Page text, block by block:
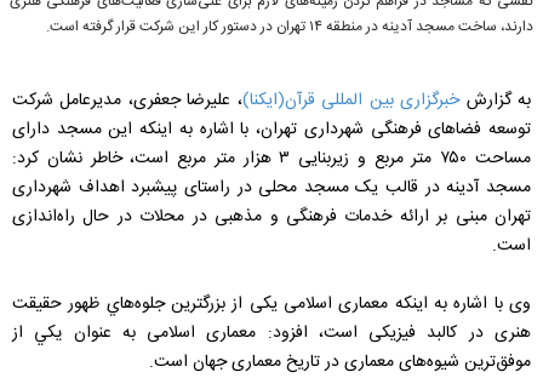
دارند، ساخت مسجد آدینه در منطقه ۱۴ تهران در دستور کار این شرکت قرار گرفته است.
به گزارشخبرگزاری بین المللی قرآن(ایکنا)، علیرضا جعفری، مدیرعامل شرکت
توسعه فضاهای فرهنگی شهرداری تهران، با اشاره به اینکه این مسجد دارای
مساحت ۷۵۰ متر مربع و زیربنایی ۳ هزار متر مربع است، خاطر نشان کرد:
مسجد آدینه در قالب یک مسجد محلی در راستای پیشبرد اهداف شهرداری
تهران مبنی بر ارائه خدمات فرهنگی و مذهبی در محلات در حال راه‌اندازی
است.
وی با اشاره به اینکه معماری اسلامی یکی از بزرگترین جلوه‌ھاي ظهور حقیقت
هنری در کالبد فیزیکی است، افزود: معماری اسلامی به عنوان يکي از
موفق‌‌‌ترين شیوه‌های معماری در تاریخ معماری جهان است.